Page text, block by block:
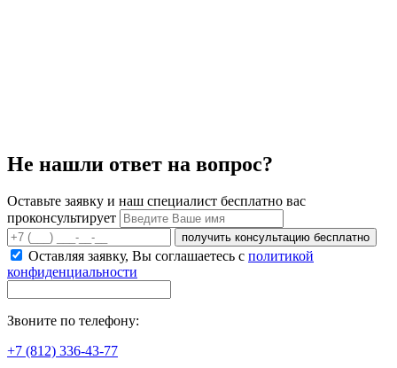
Не нашли ответ на вопрос?
Оставьте заявку и наш специалист бесплатно вас
проконсультирует
получить консультацию бесплатно
Оставляя заявку, Вы соглашаетесь с политикой
конфиденциальности
Звоните по телефону:
+7 (812) 336-43-77